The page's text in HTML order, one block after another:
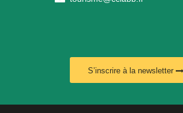
S’inscrire à la newsletter